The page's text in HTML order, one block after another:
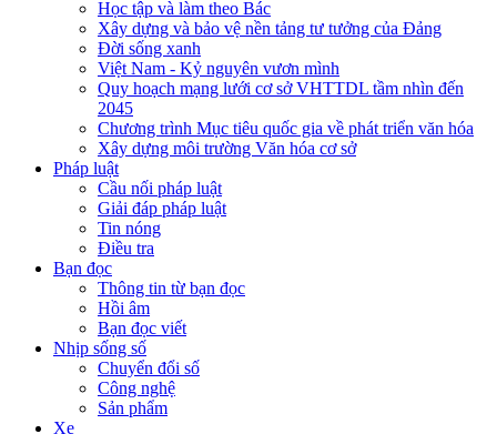
Học tập và làm theo Bác
Xây dựng và bảo vệ nền tảng tư tưởng của Đảng
Đời sống xanh
Việt Nam - Kỷ nguyên vươn mình
Quy hoạch mạng lưới cơ sở VHTTDL tầm nhìn đến
2045
Chương trình Mục tiêu quốc gia về phát triển văn hóa
Xây dựng môi trường Văn hóa cơ sở
Pháp luật
Cầu nối pháp luật
Giải đáp pháp luật
Tin nóng
Điều tra
Bạn đọc
Thông tin từ bạn đọc
Hồi âm
Bạn đọc viết
Nhịp sống số
Chuyển đổi số
Công nghệ
Sản phẩm
Xe